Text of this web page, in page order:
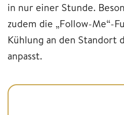
in nur einer Stunde.
zudem die „Follow-Me“-
Kühlung an den Standort
anpasst.